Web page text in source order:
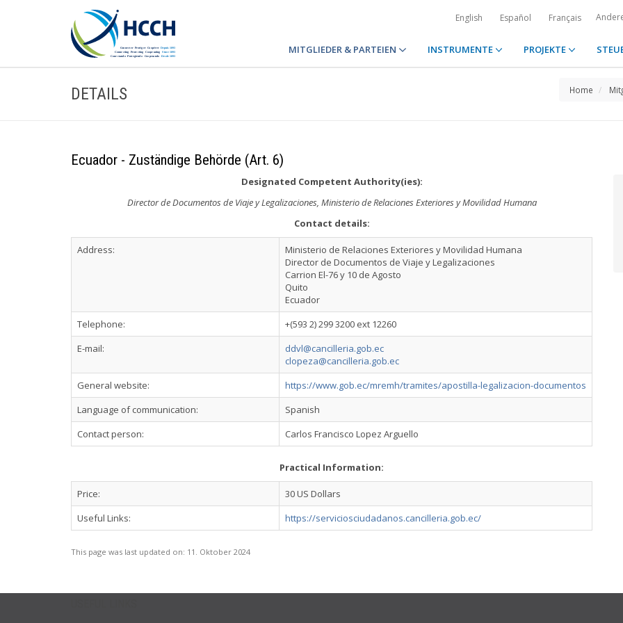
English Español Français
MITGLIEDER & PARTEIEN INSTRUMENTE PROJEKTE
DETAILS Home
Ecuador - Zuständige Behörde (Art. 6)
Designated Competent Authority(ies):
Director de Documentos de Viaje y Legalizaciones, Ministerio de Relaciones Exteriores y Movilidad Humana
Contact details:
Address:
Ministerio de Relaciones Exteriores y Movilidad Humana
Director de Documentos de Viaje y Legalizaciones
Carrion El-76 y 10 de Agosto
Quito
Ecuador
Telephone:
+(593 2) 299 3200 ext 12260
E-mail:
ddvl@cancilleria.gob.ec
clopeza@cancilleria.gob.ec
General website:
https://www.gob.ec/mremh/tramites/apostilla-legalizacion-documentos
Language of communication:
Spanish
Contact person:
Carlos Francisco Lopez Arguello
Practical Information:
Price:
30 US Dollars
Useful Links:
https://serviciosciudadanos.cancilleria.gob.ec/
This page was last updated on: 11. Oktober 2024